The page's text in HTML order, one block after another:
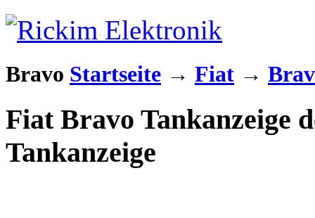
Bravo Startseite → Fiat →
Fiat Bravo Tankanzeige
Tankanzeige